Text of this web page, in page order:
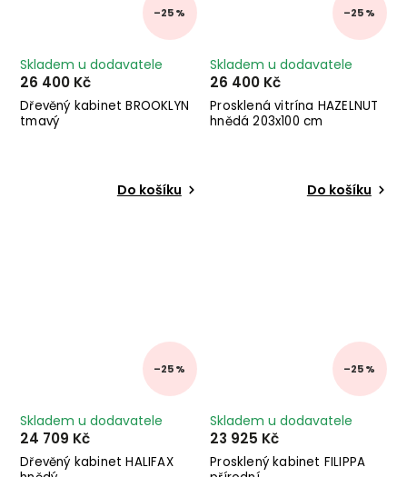
–25 %
Dřevěný kabinet BROOKLYN
tmavý
Skladem u dodavatele
26 400 Kč
Do košíku
–25 %
Prosklená vitrína HAZELNUT
hnědá 203x100 cm
Skladem u dodavatele
26 400 Kč
Do košíku
–25 %
Dřevěný kabinet HALIFAX
Skladem u dodavatele
24 709 Kč
–25 %
Prosklený kabinet FILIPPA
Skladem u dodavatele
23 925 Kč